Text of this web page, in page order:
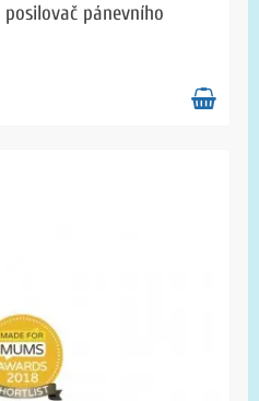
posilovač pánevního